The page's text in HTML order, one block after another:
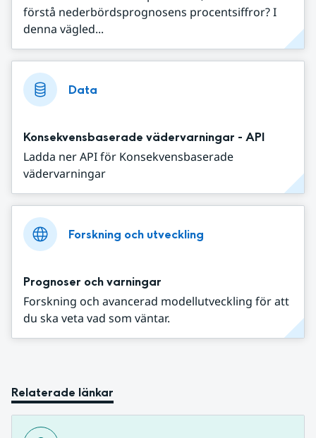
förstå nederbördsprognosens procentsiffror? I
denna vägled...
Data
Konsekvensbaserade vädervarningar - API
Ladda ner API för Konsekvensbaserade
vädervarningar
Forskning och utveckling
Prognoser och varningar
Forskning och avancerad modellutveckling för att
du ska veta vad som väntar.
Relaterade länkar